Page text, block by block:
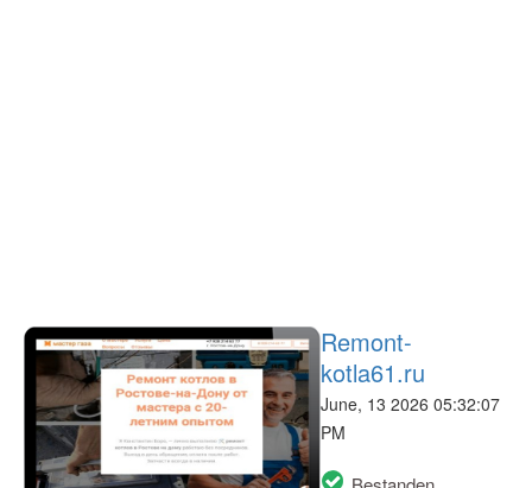
Remont-
kotla61.ru
June, 13 2026 05:32:07
PM